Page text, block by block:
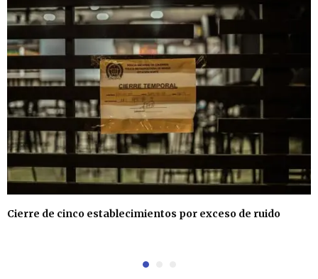
Cierre de cinco establecimientos por exceso de ruido